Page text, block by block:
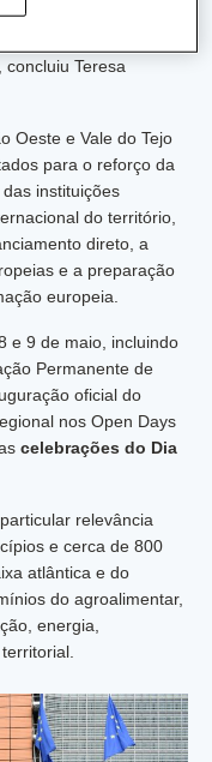
e Vale do Tejo
concluiu Teresa
Oeste e Vale do Tejo
para o reforço da
instituições
do território,
direto, a
e a preparação
europeia.
e 9 de maio, incluindo
Permanente de
oficial do
nos Open Days
celebrações do Dia
relevância
e cerca de 800
atlântica e do
do agroalimentar,
energia,